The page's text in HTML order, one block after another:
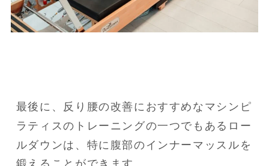
最後に、反り腰の改善におすすめなマシンピ
ラティスのトレーニングの一つでもあるロー
ルダウンは、特に腹部のインナーマッスルを